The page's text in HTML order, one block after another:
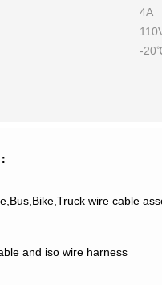
4A
-
wire cable
and iso wire harness